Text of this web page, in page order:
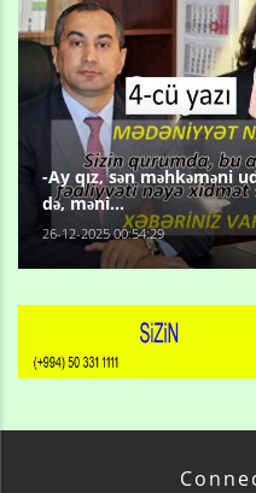
-Ay qız, sən məhkəməni
də, məni...
26-12-2025 00:54:29